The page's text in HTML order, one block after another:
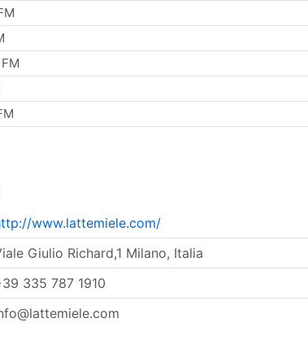
www.lattemiele.com/
Giulio Richard,1 Milano, Italia
335 787 1910